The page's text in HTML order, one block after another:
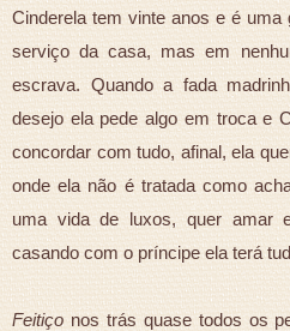
Cinderela tem vinte anos e é
serviço da casa, mas em
escrava. Quando a fada
desejo ela pede algo em troca e
concordar com tudo, afinal, ela
onde ela não é tratada como
uma vida de luxos, quer amar
casando com o príncipe ela terá
Feitiço nos trás quase todos os